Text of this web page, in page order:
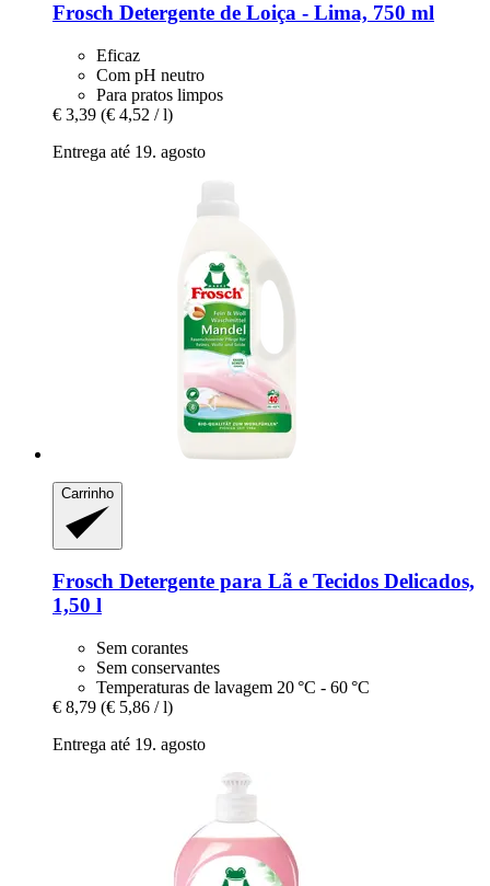
Frosch Detergente de Loiça -​ Lima, 750 ml
Eficaz
Com pH neutro
Para pratos limpos
€ 3,39 (€ 4,52 / l)
Entrega até 19. agosto
Carrinho
Frosch Detergente para Lã e Tecidos Delicados,
1,50 l
Sem corantes
Sem conservantes
Temperaturas de lavagem 20 °C - 60 °C
€ 8,79 (€ 5,86 / l)
Entrega até 19. agosto